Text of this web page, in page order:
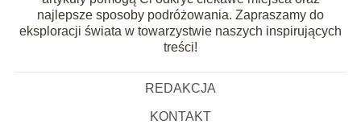
najlepsze sposoby podróżowania. Zapraszamy do
eksploracji świata w towarzystwie naszych inspirujących
treści!
REDAKCJA
KONTAKT